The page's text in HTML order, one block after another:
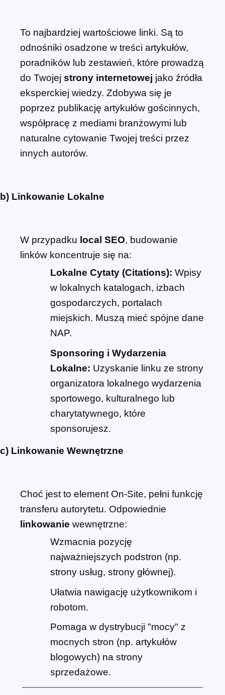
To najbardziej wartościowe linki. Są to
odnośniki osadzone w treści artykułów,
poradników lub zestawień, które prowadzą
do Twojej strony internetowej jako źródła
eksperckiej wiedzy. Zdobywa się je
poprzez publikację artykułów gościnnych,
współpracę z mediami branżowymi lub
naturalne cytowanie Twojej treści przez
innych autorów.
b) Linkowanie Lokalne
W przypadku local SEO, budowanie
linków koncentruje się na:
Lokalne Cytaty (Citations): Wpisy
w lokalnych katalogach, izbach
gospodarczych, portalach
miejskich. Muszą mieć spójne dane
NAP.
Sponsoring i Wydarzenia
Lokalne: Uzyskanie linku ze strony
organizatora lokalnego wydarzenia
sportowego, kulturalnego lub
charytatywnego, które
sponsorujesz.
c) Linkowanie Wewnętrzne
Choć jest to element On-Site, pełni funkcję
transferu autorytetu. Odpowiednie
linkowanie wewnętrzne:
Wzmacnia pozycję
najważniejszych podstron (np.
strony usług, strony głównej).
Ułatwia nawigację użytkownikom i
robotom.
Pomaga w dystrybucji "mocy" z
mocnych stron (np. artykułów
blogowych) na strony
sprzedażowe.